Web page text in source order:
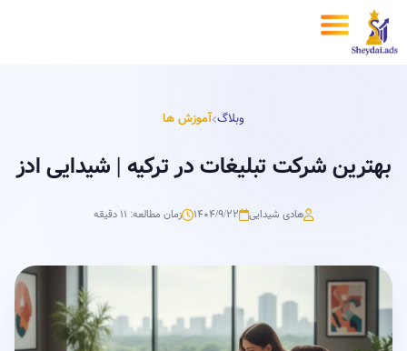
وبلاگ آموزش ها
بهترین شرکت تبلیغات در ترکیه | شیدایی ادز
هادی شیدایی ۱۴۰۴/۹/۲۲ زمان مطالعه: 11 دقیقه